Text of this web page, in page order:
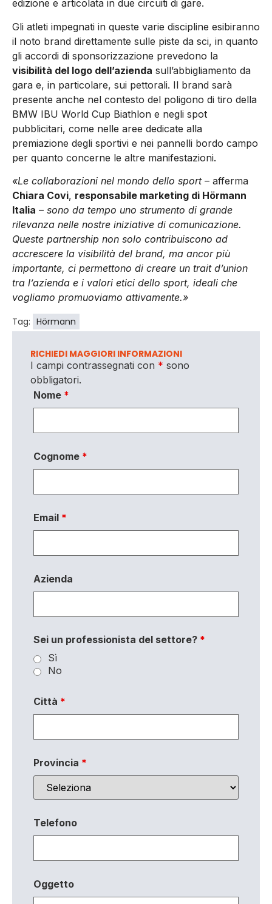
edizione e articolata in due circuiti di gare.
Gli atleti impegnati in queste varie discipline esibiranno
il noto brand direttamente sulle piste da sci, in quanto
gli accordi di sponsorizzazione prevedono la
visibilità del logo dell’azienda sull’abbigliamento da
gara e, in particolare, sui pettorali. Il brand sarà
presente anche nel contesto del poligono di tiro della
BMW IBU World Cup Biathlon e negli spot
pubblicitari, come nelle aree dedicate alla
premiazione degli sportivi e nei pannelli bordo campo
per quanto concerne le altre manifestazioni.
«Le collaborazioni nel mondo dello sport– afferma
Chiara Covi, responsabile marketing di Hörmann
Italia – sono da tempo uno strumento di grande
rilevanza nelle nostre iniziative di comunicazione.
Queste partnership non solo contribuiscono ad
accrescere la visibilità del brand, ma ancor più
importante, ci permettono di creare un trait d’union
tra l’azienda e i valori etici dello sport, ideali che
vogliamo promuoviamo attivamente.»
Tag: Hörmann
RICHIEDI MAGGIORI INFORMAZIONI
I campi contrassegnati con * sono
obbligatori.
Nome *
Cognome *
Email *
Azienda
Sei un professionista del settore? *
Sì
No
Città *
Provincia *
Telefono
Oggetto